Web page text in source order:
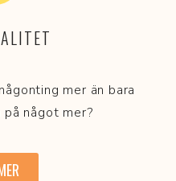
mer än bara
något mer?